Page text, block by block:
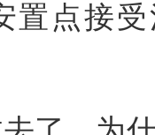
置点接